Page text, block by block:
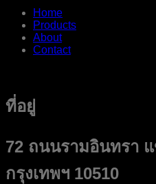
Home
Products
About
Contact
ที่อยู่
72 ถนนรามอินทรา
กรุงเทพฯ 10510